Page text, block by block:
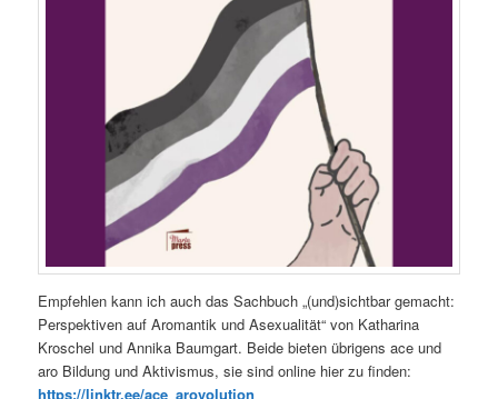
Empfehlen kann ich auch das Sachbuch „(und)sichtbar gemacht:
Perspektiven auf Aromantik und Asexualität“ von Katharina
Kroschel und Annika Baumgart. Beide bieten übrigens ace und
aro Bildung und Aktivismus, sie sind online hier zu finden:
https://linktr.ee/ace_arovolution